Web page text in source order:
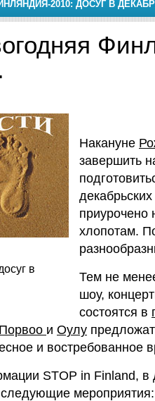
2010: ДОСУГ В
в
Накануне
завершить
приурочено
хлопотам.
Тем не
шоу,
состоятся в
Порвоо и Оулу
и востребованное
STOP in Finland,
мероприятия: